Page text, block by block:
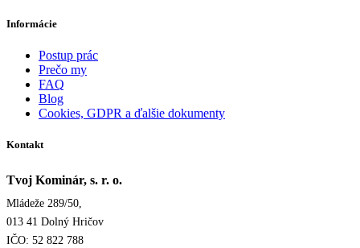
Informácie
Postup prác
Prečo my
FAQ
Blog
Cookies, GDPR a ďalšie dokumenty
Kontakt
Tvoj Kominár, s. r. o.
Mládeže 289/50,
013 41 Dolný Hričov
IČO: 52 822 788